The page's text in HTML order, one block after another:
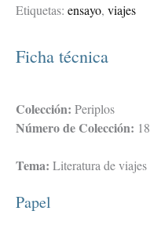
Etiquetas: ensayo, viajes
Ficha técnica
Colección: Periplos
Número de Colección: 18
Tema: Literatura de viajes
Papel